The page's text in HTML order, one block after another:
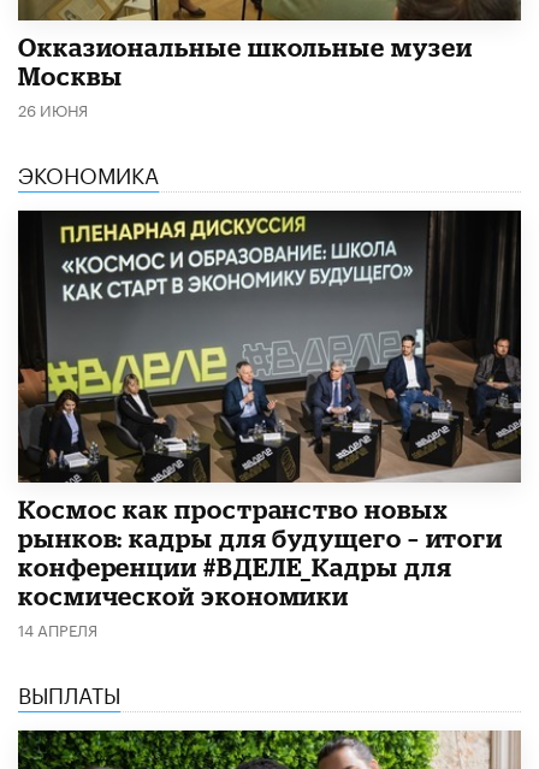
​Окказиональные школьные музеи
Москвы
26 ИЮНЯ
ЭКОНОМИКА
Космос как пространство новых
рынков: кадры для будущего – итоги
конференции #ВДЕЛЕ_Кадры для
космической экономики
14 АПРЕЛЯ
ВЫПЛАТЫ